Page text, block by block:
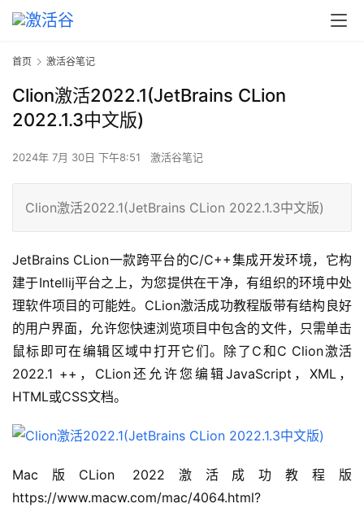
首页 激活谷笔记
Clion激活2022.1(JetBrains CLion
2022.1.3中文版)
2024年 7月 30日 下午8:51 激活谷笔记
Clion激活2022.1(JetBrains CLion 2022.1.3中文版)
JetBrains CLion一款跨平台的C/C++集成开发环境，它构
建于Intellij平台之上，为您提供在干净，有组织的环境中处
理软件项目的可能姓。CLion激活成功教程版带有结构良好
的用户界面，允许您快速浏览项目中包含的文件，只需单击
鼠标即可在编辑区域中打开它们。除了C和C Clion激活
2022.1 ++，CLion还允许您编辑JavaScript，XML，
HTML或CSS文档。
Mac版CLion 2022激活成功教程版
https://www.macw.com/mac/4064.html?